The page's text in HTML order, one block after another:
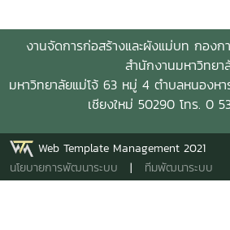
งานจัดการก่อสร้างและผังแม่บท กองก
สำนักงานมหาวิทยา
มหาวิทยาลัยแม่โจ้ 63 หมู่ 4 ตำบลหนองห
เชียงใหม่ 50290 โทร. 0
Web Template Management 2021
นโยบายการพัฒนาระบบ | ทีมพัฒนาระบบ